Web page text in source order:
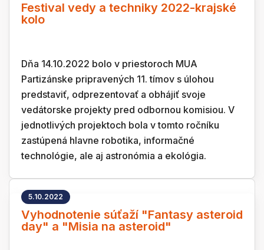
Festival vedy a techniky 2022-krajské
kolo
Dňa 14.10.2022 bolo v priestoroch MUA
Partizánske pripravených 11. tímov s úlohou
predstaviť, odprezentovať a obhájiť svoje
vedátorske projekty pred odbornou komisiou. V
jednotlivých projektoch bola v tomto ročníku
zastúpená hlavne robotika, informačné
technológie, ale aj astronómia a ekológia.
5.10.2022
Vyhodnotenie súťaží "Fantasy asteroid
day" a "Misia na asteroid"